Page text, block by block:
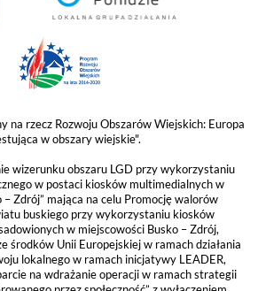
na rzecz Rozwoju Obszarów Wiejskich: Europa
w obszary wiejskie".
wizerunku obszaru LGD przy wykorzystaniu
w postaci kiosków multimedialnych w
– Zdrój” mająca na celu Promocję walorów
buskiego przy wykorzystaniu kiosków
w miejscowości Busko – Zdrój,
środków Unii Europejskiej w ramach działania
lokalnego w ramach inicjatywy LEADER,
na wdrażanie operacji w ramach strategii